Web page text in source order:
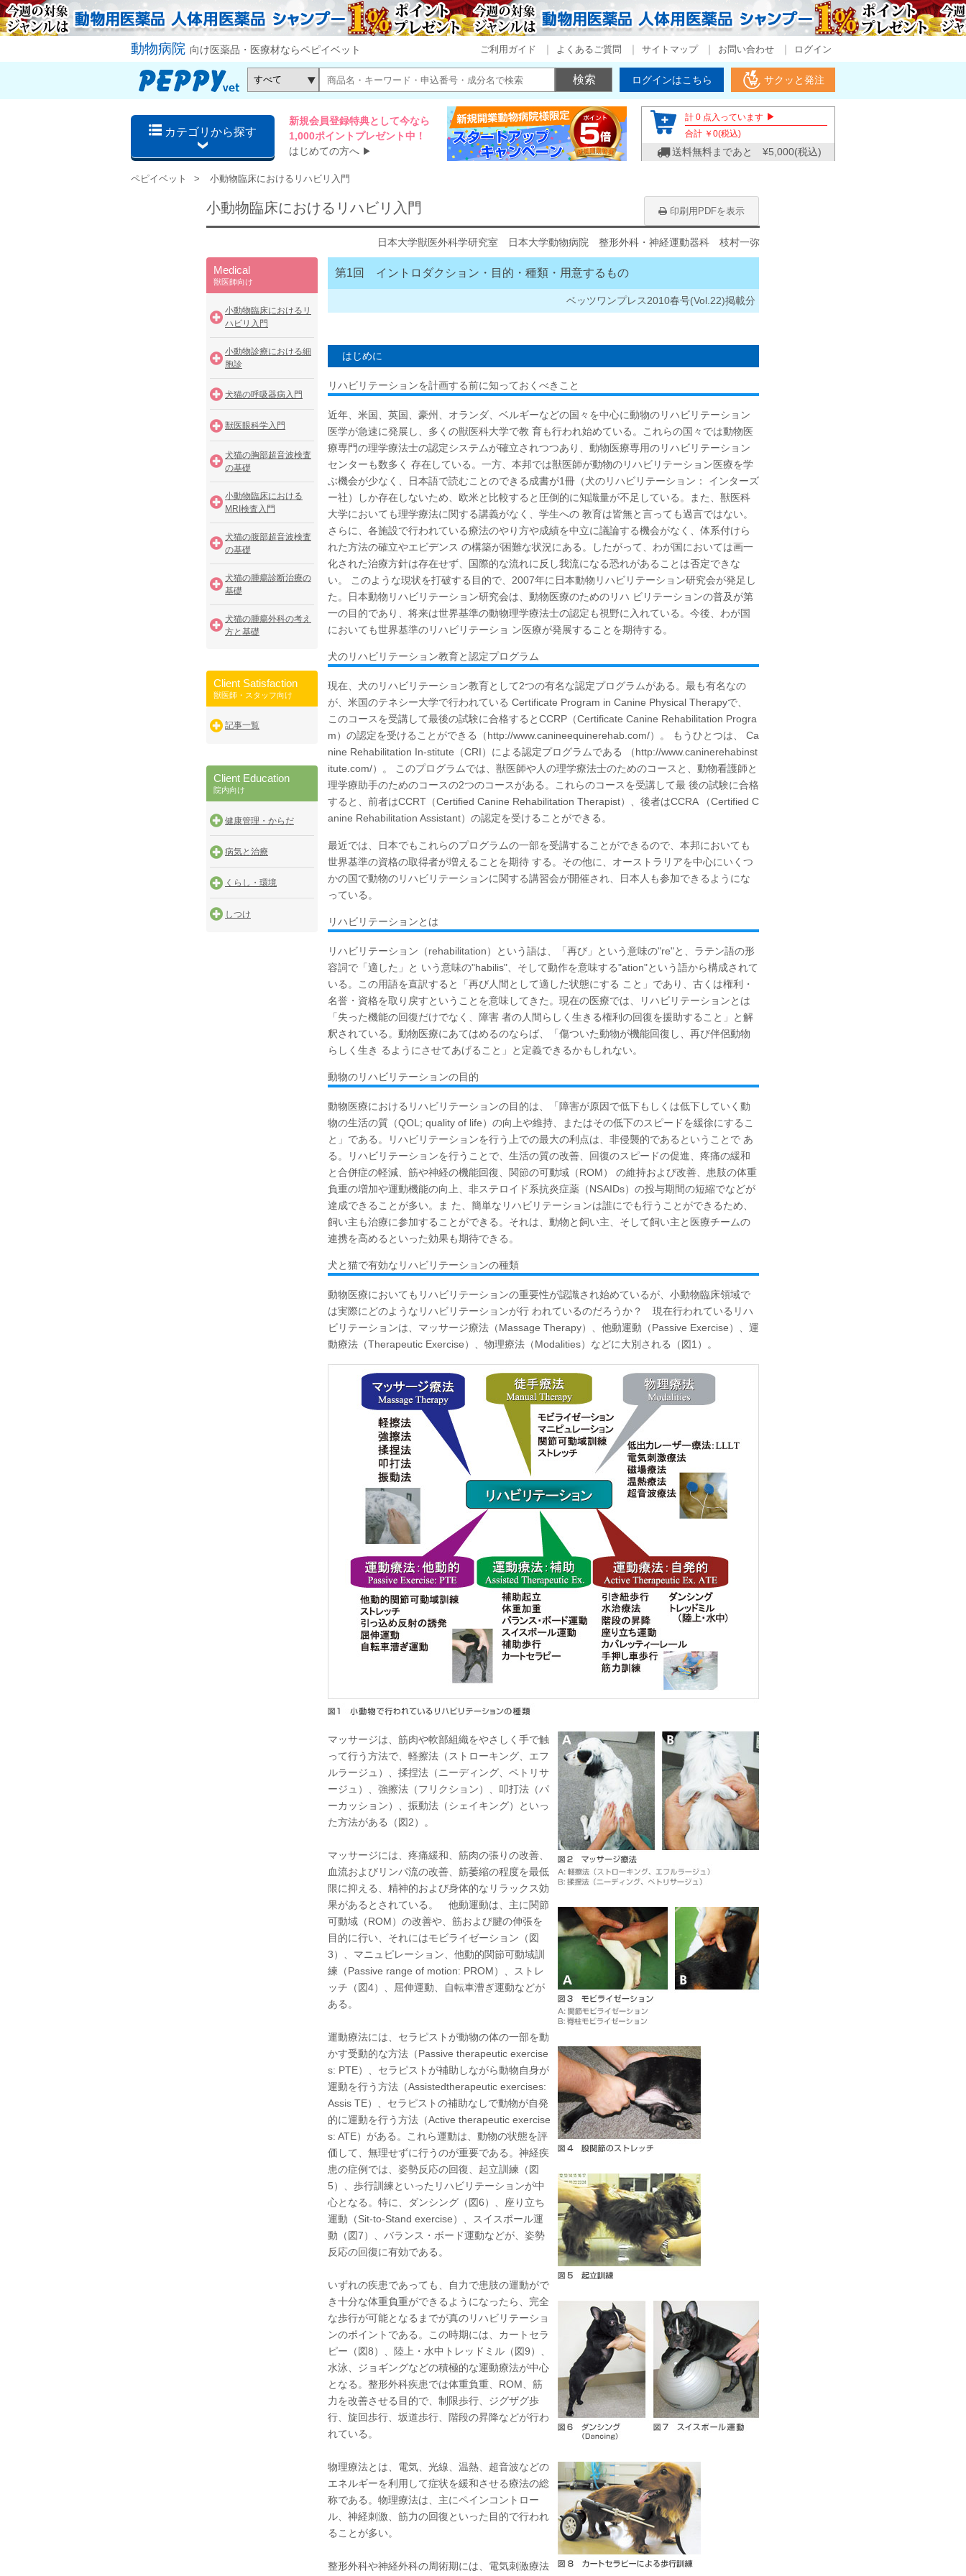
動物病院 向け医薬品・医療材ならペピイベット ご利用ガイド よくあるご質問 サイトマップ お問い合わせ ログイン
ログインはこちら サクッと発注
カテゴリから探す
新規会員登録特典として今なら
1,000ポイントプレゼント中！
はじめての方へ ▶
計 0 点入っています ▶
合計 ￥ 0(税込)
送料無料まであと ¥5,000(税込)
ペピイベット 小動物臨床におけるリハビリ入門
小動物臨床におけるリハビリ入門 印刷用PDFを表示
日本大学獣医外科学研究室 日本大学動物病院 整形外科・神経運動器科 枝村一弥
Medical
獣医師向け
小動物臨床におけるリ
ハビリ入門
小動物診療における細
胞診
犬猫の呼吸器病入門
獣医眼科学入門
犬猫の胸部超音波検査
の基礎
小動物臨床における
MRI検査入門
犬猫の腹部超音波検査
の基礎
犬猫の腫瘍診断治療の
基礎
犬猫の腫瘍外科の考え
方と基礎
Client Satisfaction
獣医師・スタッフ向け
記事一覧
Client Education
院内向け
健康管理・からだ
病気と治療
くらし・環境
しつけ
第1回 イントロダクション・目的・種類・用意するもの
ベッツワンプレス2010春号(Vol.22)掲載分
はじめに
リハビリテーションを計画する前に知っておくべきこと
近年、米国、英国、豪州、オランダ、ベルギーなどの国々を中心に動物のリハビリテーション
医学が急速に発展し、多くの獣医科大学で教 育も行われ始めている。これらの国々では動物医
療専門の理学療法士の認定システムが確立されつつあり、動物医療専用のリハビリテーション
センターも数多く 存在している。一方、本邦では獣医師が動物のリハビリテーション医療を学
ぶ機会が少なく、日本語で読むことのできる成書が1冊（犬のリハビリテーション： インターズ
ー社）しか存在しないため、欧米と比較すると圧倒的に知識量が不足している。また、獣医科
大学においても理学療法に関する講義がなく、学生への 教育は皆無と言っても過言ではない。
さらに、各施設で行われている療法のやり方や成績を中立に議論する機会がなく、体系付けら
れた方法の確立やエビデンス の構築が困難な状況にある。したがって、わが国においては画一
化された治療方針は存在せず、国際的な流れに反し我流になる恐れがあることは否定できな
い。 このような現状を打破する目的で、2007年に日本動物リハビリテーション研究会が発足し
た。日本動物リハビリテーション研究会は、動物医療のためのリハ ビリテーションの普及が第
一の目的であり、将来は世界基準の動物理学療法士の認定も視野に入れている。今後、わが国
においても世界基準のリハビリテーショ ン医療が発展することを期待する。
犬のリハビリテーション教育と認定プログラム
現在、犬のリハビリテーション教育として2つの有名な認定プログラムがある。最も有名なの
が、米国のテネシー大学で行われている Certificate Program in Canine Physical Therapyで、
このコースを受講して最後の試験に合格するとCCRP（Certificate Canine Rehabilitation Progra
m）の認定を受けることができる（http://www.canineequinerehab.com/）。 もうひとつは、 Ca
nine Rehabilitation In-stitute（CRI）による認定プログラムである （http://www.caninerehabinst
itute.com/）。 このプログラムでは、獣医師や人の理学療法士のためのコースと、動物看護師と
理学療助手のためのコースの2つのコースがある。これらのコースを受講して最 後の試験に合格
すると、前者はCCRT（Certified Canine Rehabilitation Therapist）、後者はCCRA （Certified C
anine Rehabilitation Assistant）の認定を受けることができる。
最近では、日本でもこれらのプログラムの一部を受講することができるので、本邦においても
世界基準の資格の取得者が増えることを期待 する。その他に、オーストラリアを中心にいくつ
かの国で動物のリハビリテーションに関する講習会が開催され、日本人も参加できるようにな
っている。
リハビリテーションとは
リハビリテーション（rehabilitation）という語は、「再び」という意味の"re"と、ラテン語の形
容詞で「適した」と いう意味の"habilis"、そして動作を意味する"ation"という語から構成されて
いる。この用語を直訳すると「再び人間として適した状態にする こと」であり、古くは権利・
名誉・資格を取り戻すということを意味してきた。現在の医療では、リハビリテーションとは
「失った機能の回復だけでなく、障害 者の人間らしく生きる権利の回復を援助すること」と解
釈されている。動物医療にあてはめるのならば、「傷ついた動物が機能回復し、再び伴侶動物
らしく生き るようにさせてあげること」と定義できるかもしれない。
動物のリハビリテーションの目的
動物医療におけるリハビリテーションの目的は、「障害が原因で低下もしくは低下していく動
物の生活の質（QOL; quality of life）の向上や維持、またはその低下のスピードを緩徐にするこ
と」である。リハビリテーションを行う上での最大の利点は、非侵襲的であるということで あ
る。リハビリテーションを行うことで、生活の質の改善、回復のスピードの促進、疼痛の緩和
と合併症の軽減、筋や神経の機能回復、関節の可動域（ROM） の維持および改善、患肢の体重
負重の増加や運動機能の向上、非ステロイド系抗炎症薬（NSAIDs）の投与期間の短縮でなどが
達成できることが多い。ま た、簡単なリハビリテーションは誰にでも行うことができるため、
飼い主も治療に参加することができる。それは、動物と飼い主、そして飼い主と医療チームの
連携を高めるといった効果も期待できる。
犬と猫で有効なリハビリテーションの種類
動物医療においてもリハビリテーションの重要性が認識され始めているが、小動物臨床領域で
は実際にどのようなリハビリテーションが行 われているのだろうか？ 現在行われているリハ
ビリテーションは、マッサージ療法（Massage Therapy）、他動運動（Passive Exercise）、運
動療法（Therapeutic Exercise）、物理療法（Modalities）などに大別される（図1）。
マッサージは、筋肉や軟部組織をやさしく手で触
って行う方法で、軽擦法（ストローキング、エフ
ルラージュ）、揉捏法（ニーディング、ペトリサ
ージュ）、強擦法（フリクション）、叩打法（パ
ーカッション）、振動法（シェイキング）といっ
た方法がある（図2）。
マッサージには、疼痛緩和、筋肉の張りの改善、
血流およびリンパ流の改善、筋萎縮の程度を最低
限に抑える、精神的および身体的なリラックス効
果があるとされている。 他動運動は、主に関節
可動域（ROM）の改善や、筋および腱の伸張を
目的に行い、それにはモビライゼーション（図
3）、マニュピレーション、他動的関節可動域訓
練（Passive range of motion: PROM）、ストレ
ッチ（図4）、屈伸運動、自転車漕ぎ運動などが
ある。
運動療法には、セラピストが動物の体の一部を動
かす受動的な方法（Passive therapeutic exercise
s: PTE）、セラピストが補助しながら動物自身が
運動を行う方法（Assistedtherapeutic exercises:
Assis TE）、セラピストの補助なしで動物が自発
的に運動を行う方法（Active therapeutic exercise
s: ATE）がある。これら運動は、動物の状態を評
価して、無理せずに行うのが重要である。神経疾
患の症例では、姿勢反応の回復、起立訓練（図
5）、歩行訓練といったリハビリテーションが中
心となる。特に、ダンシング（図6）、座り立ち
運動（Sit-to-Stand exercise）、スイスボール運
動（図7）、バランス・ボード運動などが、姿勢
反応の回復に有効である。
いずれの疾患であっても、自力で患肢の運動がで
き十分な体重負重ができるようになったら、完全
な歩行が可能となるまでが真のリハビリテーショ
ンのポイントである。この時期には、カートセラ
ピー（図8）、陸上・水中トレッドミル（図9）、
水泳、ジョギングなどの積極的な運動療法が中心
となる。整形外科疾患では体重負重、ROM、筋
力を改善させる目的で、制限歩行、ジグザグ歩
行、旋回歩行、坂道歩行、階段の昇降などが行わ
れている。
物理療法とは、電気、光線、温熱、超音波などの
エネルギーを利用して症状を緩和させる療法の総
称である。物理療法は、主にペインコントロー
ル、神経刺激、筋力の回復といった目的で行われ
ることが多い。
整形外科や神経外科の周術期には、電気刺激療法